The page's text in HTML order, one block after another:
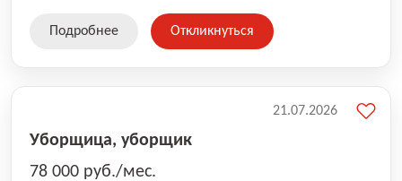
Подробнее Откликнуться
Уборщица, уборщик
78 000 руб./мес.
21.07.2026